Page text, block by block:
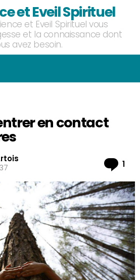
et Eveil Spirituel
et Eveil Spirituel vous
et la connaissance dont
avez besoin.
en contact
1